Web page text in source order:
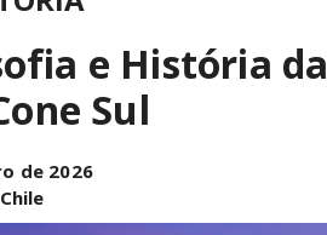
e História da
Sul
de 2026